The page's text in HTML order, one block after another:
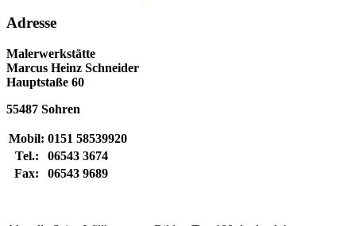
Adresse
Malerwerkstätte
Marcus Heinz Schneider
Hauptstaße 60
55487 Sohren
Mobil: 0151 58539920
Tel.:
06543 3674
Fax:
06543 9689